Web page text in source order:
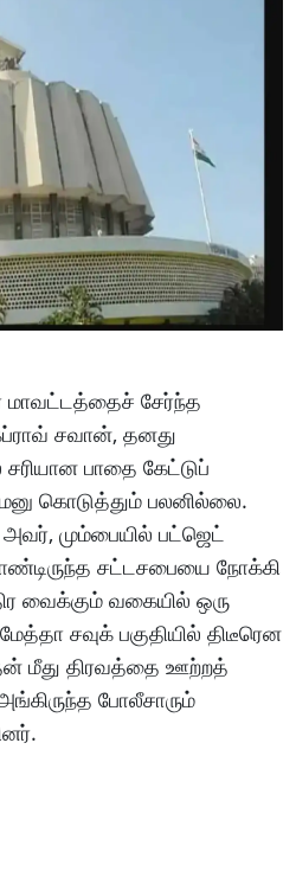
மாவட்டத்தைச் சேர்ந்த
சவான், தனது
பாதை கேட்டுப்
கொடுத்தும் பலனில்லை.
மும்பையில் பட்ஜெட்
சட்டசபையை நோக்கி
வைக்கும் வகையில் ஒரு
சவுக் பகுதியில் திடீரென
மீது திரவத்தை ஊற்றத்
போலீசாரும்